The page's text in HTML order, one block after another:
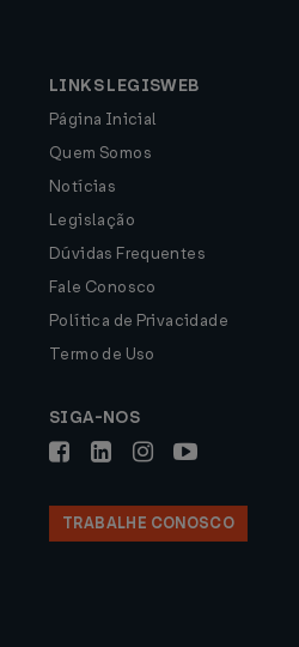
LINKS LEGISWEB
Página Inicial
Quem Somos
Notícias
Legislação
Dúvidas Frequentes
Fale Conosco
Política de Privacidade
Termo de Uso
SIGA-NOS
TRABALHE CONOSCO